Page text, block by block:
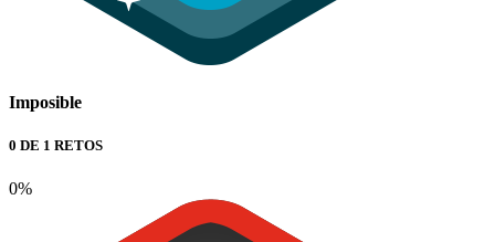
Imposible
0 DE 1 RETOS
0%